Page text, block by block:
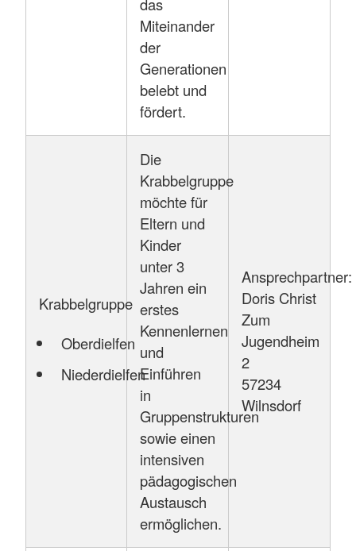
Miteinander
der
Generationen
belebt und
fördert.
Krabbelgruppe
Oberdielfen
Niederdielfen
Die
Krabbelgruppe
möchte für
Eltern und
Kinder
unter 3
Jahren ein
erstes
Kennenlernen
und
Einführen
in
Gruppenstrukturen
sowie einen
intensiven
pädagogischen
Austausch
ermöglichen.
Ansprechpartner:
Doris Christ
Zum
Jugendheim
2
57234
Wilnsdorf